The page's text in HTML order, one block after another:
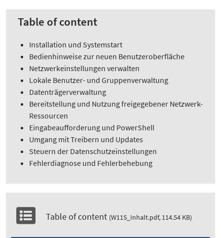
Table of content
Installation und Systemstart
Bedienhinweise zur neuen Benutzeroberfläche
Netzwerkeinstellungen verwalten
Lokale Benutzer- und Gruppenverwaltung
Datenträgerverwaltung
Bereitstellung und Nutzung freigegebener Netzwerk-
Ressourcen
Eingabeaufforderung und PowerShell
Umgang mit Treibern und Updates
Steuern der Datenschutzeinstellungen
Fehlerdiagnose und Fehlerbehebung
Table of content (W11S_Inhalt.pdf, 114.54 KB)